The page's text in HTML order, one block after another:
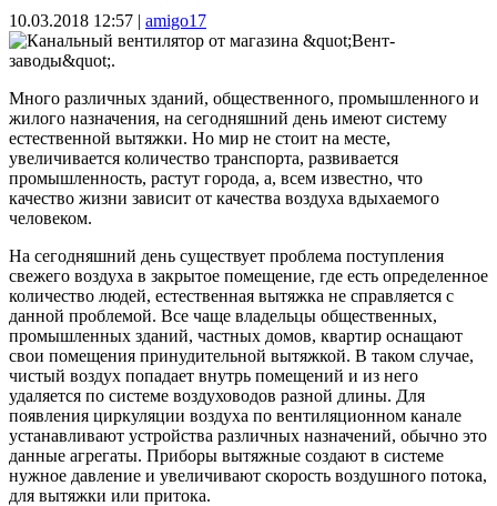
10.03.2018 12:57 | amigo17
Много различных зданий, общественного, промышленного и
жилого назначения, на сегодняшний день имеют систему
естественной вытяжки. Но мир не стоит на месте,
увеличивается количество транспорта, развивается
промышленность, растут города, а, всем известно, что
качество жизни зависит от качества воздуха вдыхаемого
человеком.
На сегодняшний день существует проблема поступления
свежего воздуха в закрытое помещение, где есть определенное
количество людей, естественная вытяжка не справляется с
данной проблемой. Все чаще владельцы общественных,
промышленных зданий, частных домов, квартир оснащают
свои помещения принудительной вытяжкой. В таком случае,
чистый воздух попадает внутрь помещений и из него
удаляется по системе воздуховодов разной длины. Для
появления циркуляции воздуха по вентиляционном канале
устанавливают устройства различных назначений, обычно это
данные агрегаты. Приборы вытяжные создают в системе
нужное давление и увеличивают скорость воздушного потока,
для вытяжки или притока.